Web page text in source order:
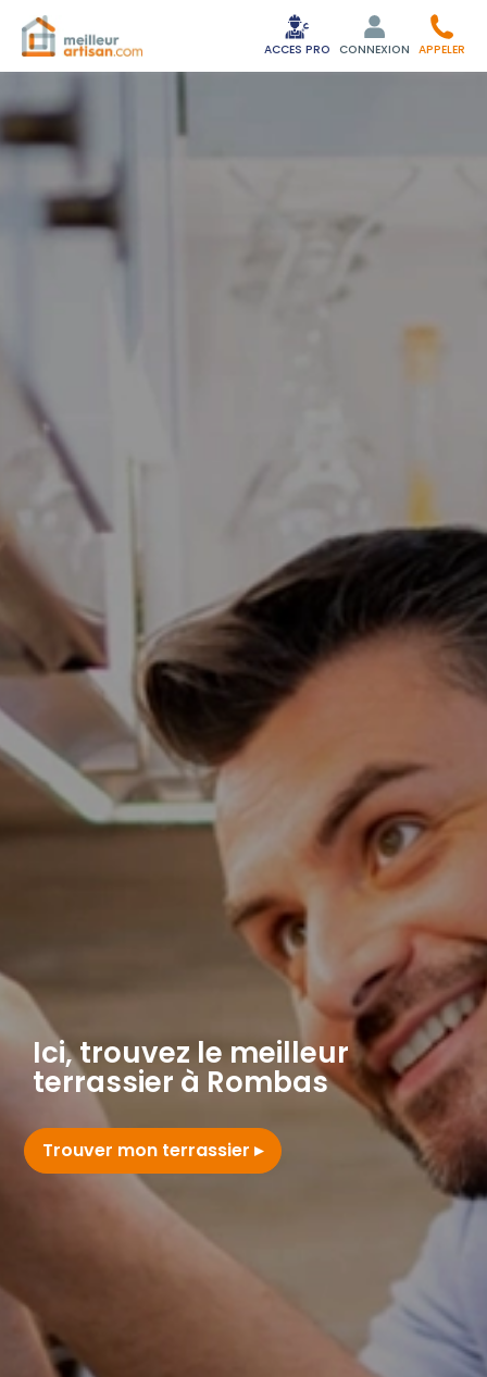
ACCES PRO CONNEXION APPELER
Ici, trouvez le meilleur
terrassier à Rombas
Trouver mon terrassier